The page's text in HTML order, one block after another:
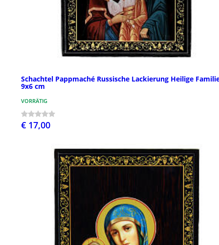
Schachtel Pappmaché Russische Lackierung Heilige
9x6 cm
VORRÄTIG
€ 17,00